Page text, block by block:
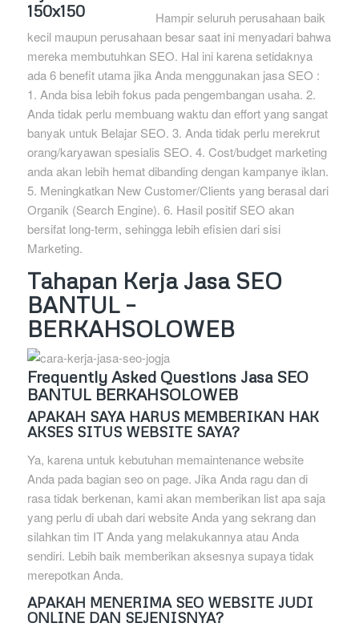
Hampir seluruh perusahaan baik
kecil maupun perusahaan besar saat ini menyadari bahwa
mereka membutuhkan SEO. Hal ini karena setidaknya
ada 6 benefit utama jika Anda menggunakan jasa SEO :
1. Anda bisa lebih fokus pada pengembangan usaha. 2.
Anda tidak perlu membuang waktu dan effort yang sangat
banyak untuk Belajar SEO. 3. Anda tidak perlu merekrut
orang/karyawan spesialis SEO. 4. Cost/budget marketing
anda akan lebih hemat dibanding dengan kampanye iklan.
5. Meningkatkan New Customer/Clients yang berasal dari
Organik (Search Engine). 6. Hasil positif SEO akan
bersifat long-term, sehingga lebih efisien dari sisi
Marketing.
Tahapan Kerja Jasa SEO
BANTUL –
BERKAHSOLOWEB
Frequently Asked Questions Jasa SEO
BANTUL BERKAHSOLOWEB
APAKAH SAYA HARUS MEMBERIKAN HAK
AKSES SITUS WEBSITE SAYA?
Ya, karena untuk kebutuhan memaintenance website
Anda pada bagian seo on page. Jika Anda ragu dan di
rasa tidak berkenan, kami akan memberikan list apa saja
yang perlu di ubah dari website Anda yang sekrang dan
silahkan tim IT Anda yang melakukannya atau Anda
sendiri. Lebih baik memberikan aksesnya supaya tidak
merepotkan Anda.
APAKAH MENERIMA SEO WEBSITE JUDI
ONLINE DAN SEJENISNYA?